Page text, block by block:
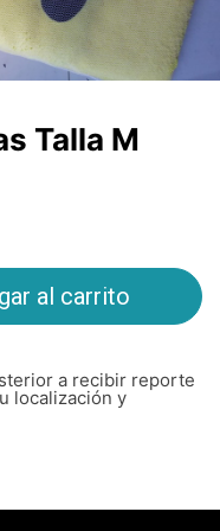
Talla M
al carrito
a recibir reporte
localización y